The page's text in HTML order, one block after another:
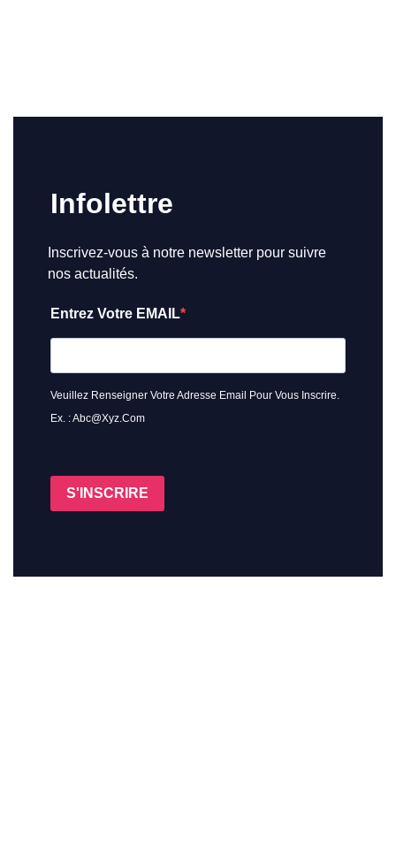
Infolettre
Inscrivez-vous à notre newsletter pour suivre
nos actualités.
Entrez Votre EMAIL
Veuillez Renseigner Votre Adresse Email Pour Vous Inscrire.
Ex. : Abc@xyz.com
S'INSCRIRE